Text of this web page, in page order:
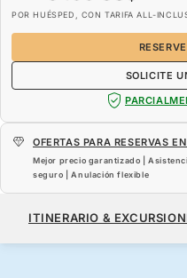
POR HUÉSPED, CON TARIFA ALL-
SOLICITE
OFERTAS PARA RESERVAS
Mejor precio garantizado |
seguro | Anulación flexible
8400 US$
ITINERARIO &